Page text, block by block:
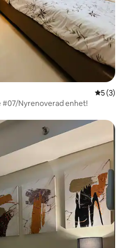
5 av 5 i
5 (3)
#07/Nyrenoverad enhet!